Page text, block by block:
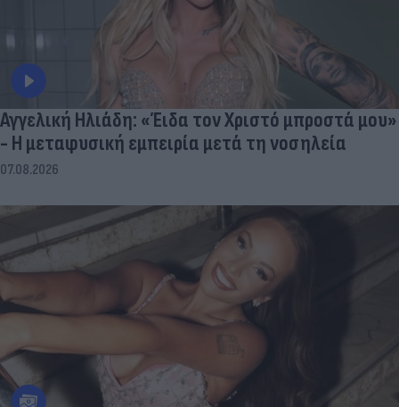
Αγγελική Ηλιάδη: «Έιδα τον Χριστό μπροστά μου»
- Η μεταφυσική εμπειρία μετά τη νοσηλεία
07.08.2026